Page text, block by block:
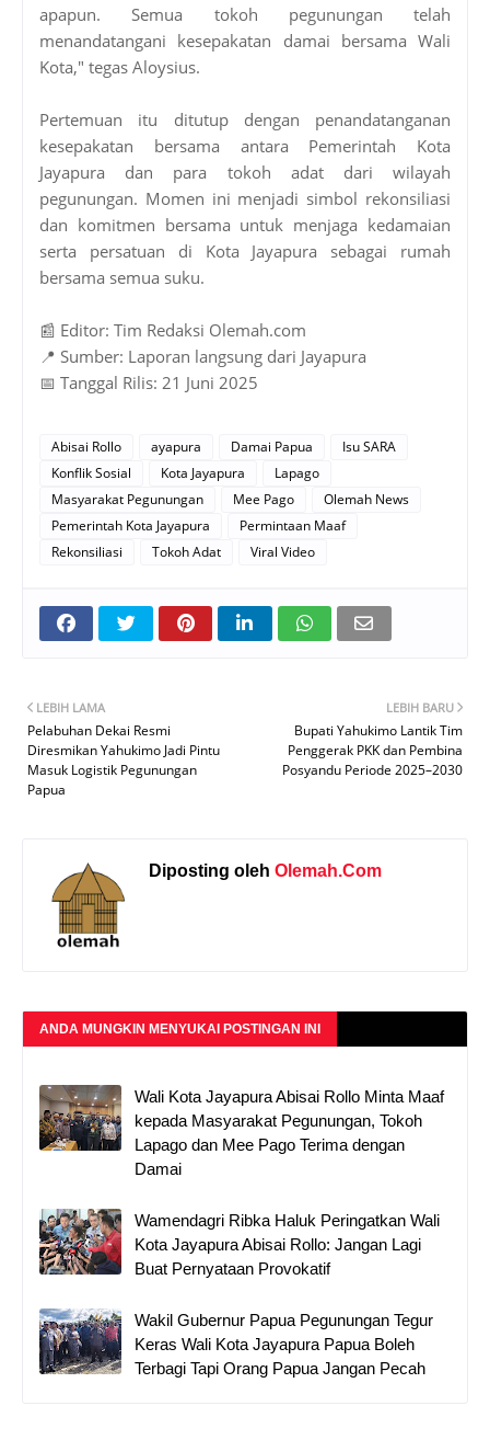
apapun. Semua tokoh pegunungan telah
menandatangani kesepakatan damai bersama Wali
Kota," tegas Aloysius.
Pertemuan itu ditutup dengan penandatanganan
kesepakatan bersama antara Pemerintah Kota
Jayapura dan para tokoh adat dari wilayah
pegunungan. Momen ini menjadi simbol rekonsiliasi
dan komitmen bersama untuk menjaga kedamaian
serta persatuan di Kota Jayapura sebagai rumah
bersama semua suku.
📰 Editor: Tim Redaksi Olemah.com
📍 Sumber: Laporan langsung dari Jayapura
📅 Tanggal Rilis: 21 Juni 2025
Abisai Rollo ayapura Damai Papua
Isu SARA
Konflik Sosial
Kota Jayapura
Lapago
Masyarakat Pegunungan
Mee Pago
Olemah News
Pemerintah Kota Jayapura
Permintaan Maaf
Rekonsiliasi
Tokoh Adat Viral Video
LEBIH BARU
Bupati Yahukimo Lantik Tim
Penggerak PKK dan Pembina
Posyandu Periode 2025–2030
LEBIH LAMA
Pelabuhan Dekai Resmi
Diresmikan Yahukimo Jadi Pintu
Masuk Logistik Pegunungan
Papua
Diposting oleh Olemah.Com
ANDA MUNGKIN MENYUKAI POSTINGAN INI
Wali Kota Jayapura Abisai Rollo Minta Maaf
kepada Masyarakat Pegunungan, Tokoh
Lapago dan Mee Pago Terima dengan
Damai
Wamendagri Ribka Haluk Peringatkan Wali
Kota Jayapura Abisai Rollo: Jangan Lagi
Buat Pernyataan Provokatif
Wakil Gubernur Papua Pegunungan Tegur
Keras Wali Kota Jayapura Papua Boleh
Terbagi Tapi Orang Papua Jangan Pecah